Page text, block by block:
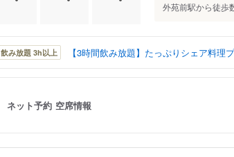
外苑前駅から徒歩
飲み放題 3h以上 【3時間飲み放題】たっぷりシェア料理
ネット予約 空席情報